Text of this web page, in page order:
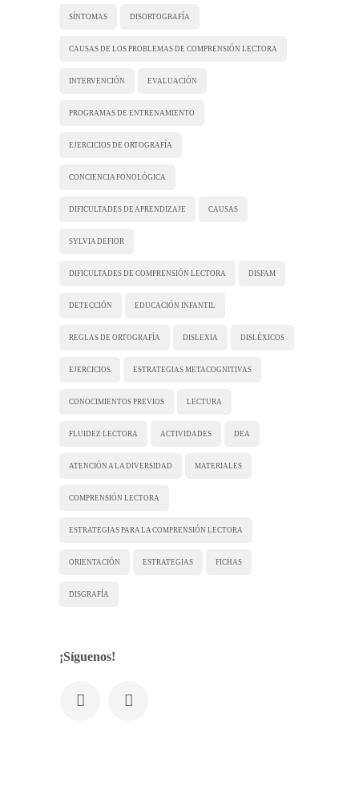
SÍNTOMAS DISORTOGRAFÍA
CAUSAS DE LOS PROBLEMAS DE COMPRENSIÓN LECTORA
INTERVENCIÓN EVALUACIÓN
PROGRAMAS DE ENTRENAMIENTO
EJERCICIOS DE ORTOGRAFÍA
CONCIENCIA FONOLÓGICA
DIFICULTADES DE APRENDIZAJE CAUSAS
SYLVIA DEFIOR
DIFICULTADES DE COMPRENSIÓN LECTORA DISFAM
DETECCIÓN EDUCACIÓN INFANTIL
REGLAS DE ORTOGRAFÍA DISLEXIA DISLÉXICOS
EJERCICIOS ESTRATEGIAS METACOGNITIVAS
CONOCIMIENTOS PREVIOS LECTURA
FLUIDEZ LECTORA ACTIVIDADES DEA
ATENCIÓN A LA DIVERSIDAD MATERIALES
COMPRENSIÓN LECTORA
ESTRATEGIAS PARA LA COMPRENSIÓN LECTORA
ORIENTACIÓN ESTRATEGIAS FICHAS
DISGRAFÍA
¡Síguenos!